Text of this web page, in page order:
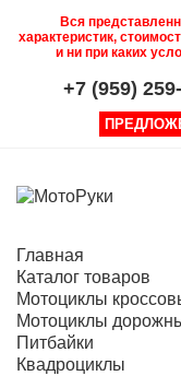
Вся
характеристик,
и ни при каких
+7 (959)
Главная
Каталог товаров
Мотоциклы
Мотоциклы
Питбайки
Квадроциклы